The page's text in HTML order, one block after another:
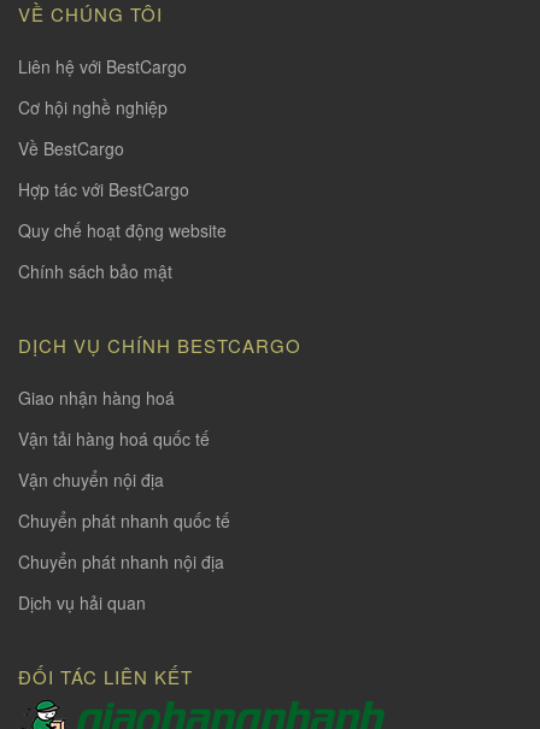
VỀ CHÚNG TÔI
Liên hệ với BestCargo
Cơ hội nghề nghiệp
Về BestCargo
Hợp tác với BestCargo
Quy chế hoạt động website
Chính sách bảo mật
DỊCH VỤ CHÍNH BESTCARGO
Giao nhận hàng hoá
Vận tải hàng hoá quốc tế
Vận chuyển nội địa
Chuyển phát nhanh quốc tế
Chuyển phát nhanh nội địa
Dịch vụ hải quan
ĐỐI TÁC LIÊN KẾT